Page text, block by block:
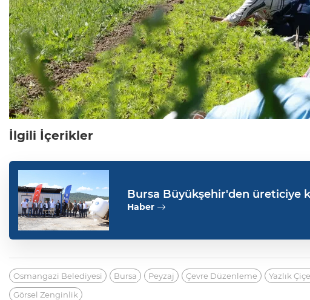
İlgili İçerikler
Bursa Büyükşehir'den üreticiye
Haber
Osmangazi Belediyesi Bursa Peyzaj Çevre Düzenleme Yazlık
Görsel Zenginlik